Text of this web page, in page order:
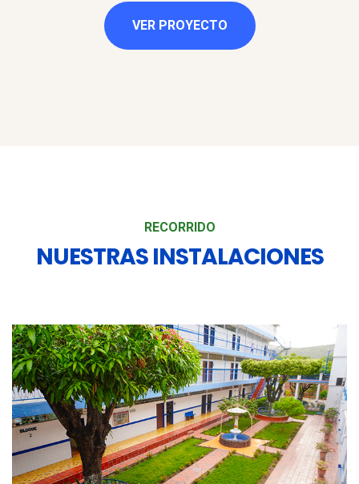
VER PROYECTO
RECORRIDO
NUESTRAS INSTALACIONES